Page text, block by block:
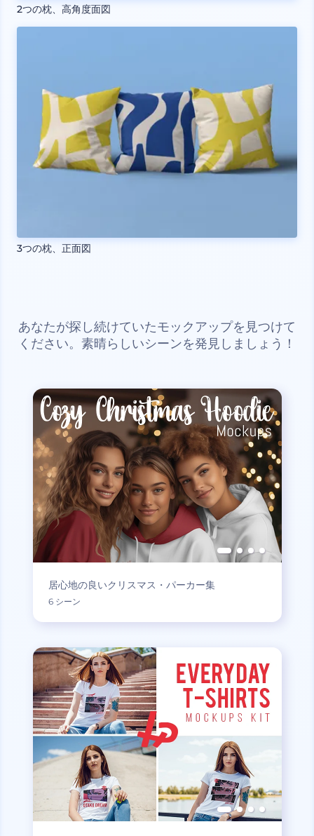
2つの枕、高角度面図
3つの枕、正面図
あなたが探し続けていたモックアップを見つけて
ください。素晴らしいシーンを発見しましょう！
居心地の良いクリスマス・パーカー集
6 シーン